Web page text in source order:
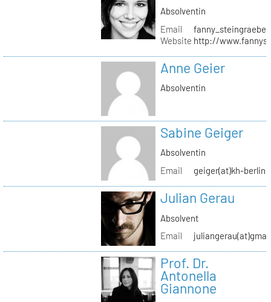
Absolventin
Email
Website http://
Anne Geier
Absolventin
Sabine Geiger
Absolventin
Email
geiger(at)kh-
Julian Gerau
Absolvent
Email
Prof. Dr.
Antonella
Giannone